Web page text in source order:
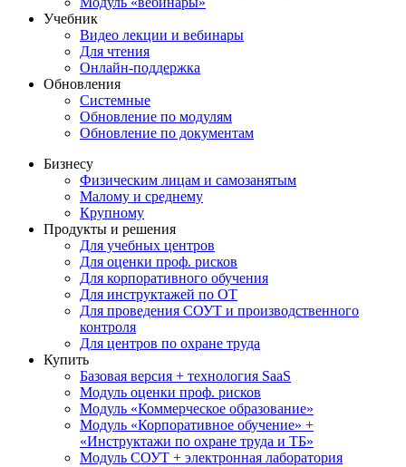
Учебник
Видео лекции и вебинары
Для чтения
Онлайн-поддержка
Обновления
Системные
Обновление по модулям
Обновление по документам
Бизнесу
Физическим лицам и самозанятым
Малому и среднему
Крупному
Продукты и решения
Для учебных центров
Для оценки проф. рисков
Для корпоративного обучения
Для инструктажей по ОТ
Для проведения СОУТ и производственного
контроля
Для центров по охране труда
Купить
Базовая версия + технология SaaS
Модуль оценки проф. рисков
Модуль «Коммерческое образование»
Модуль «Корпоративное обучение» +
«Инструктажи по охране труда и ТБ»
Модуль СОУТ + электронная лаборатория